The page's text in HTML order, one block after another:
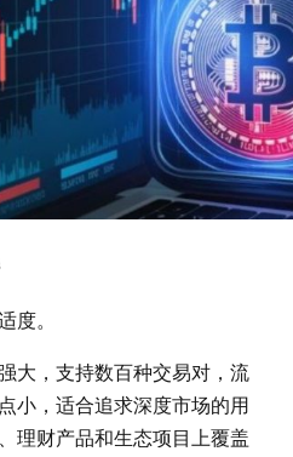
度。
大，支持数百种交易对，流
小，适合追求深度市场的用
理财产品和生态项目上覆盖